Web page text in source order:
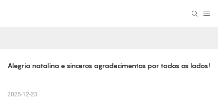
Alegria natalina e sinceros agradecimentos por todos os lados!
2025-12-23